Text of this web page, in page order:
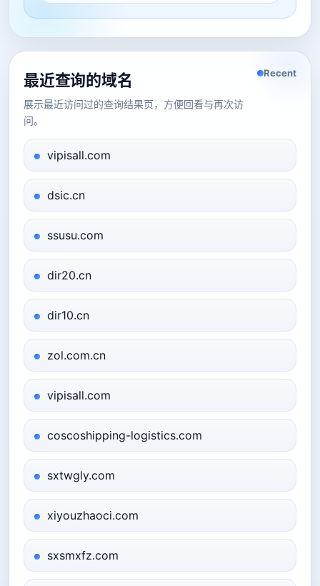
最近查询的域名
展示最近访问过的查询结果页，方便回看与再次访
问。
Recent
vipisall.com
dsic.cn
ssusu.com
dir20.cn
dir10.cn
zol.com.cn
vipisall.com
coscoshipping-logistics.com
sxtwgly.com
xiyouzhaoci.com
sxsmxfz.com